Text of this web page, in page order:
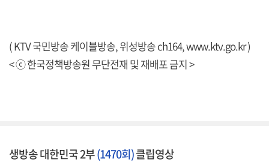
( KTV 국민방송 케이블방송, 위성방송 ch164,www.ktv.go.kr)
< ⓒ 한국정책방송원 무단전재 및 재배포 금지 >
생방송 대한민국 2부(1470회)클립영상